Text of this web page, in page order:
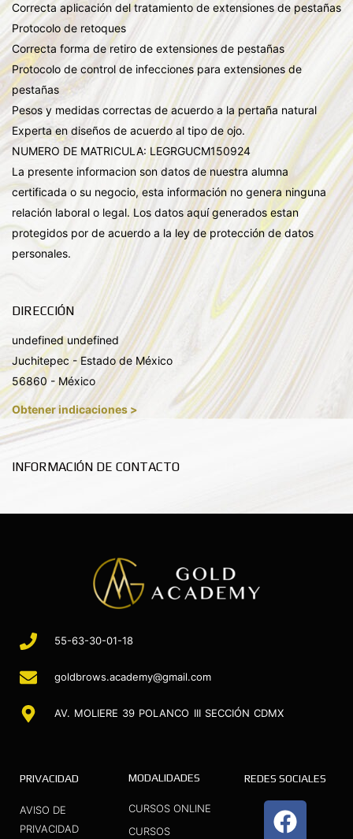
Correcta aplicación del tratamiento de extensiones de pestañas
Protocolo de retoques
Correcta forma de retiro de extensiones de pestañas
Protocolo de control de infecciones para extensiones de
pestañas
Pesos y medidas correctas de acuerdo a la pertaña natural
Experta en diseños de acuerdo al tipo de ojo.
NUMERO DE MATRICULA: LEGRGUCM150924
La presente informacion son datos de nuestra alumna
certificada o su negocio, esta información no genera ninguna
relación laboral o legal. Los datos aquí generados estan
protegidos por de acuerdo a la ley de protección de datos
personales.
DIRECCIÓN
undefined undefined
Juchitepec - Estado de México
56860 - México
Obtener indicaciones >
INFORMACIÓN DE CONTACTO
55-63-30-01-18
goldbrows.academy@gmail.com
AV. MOLIERE 39 POLANCO III SECCIÓN CDMX
PRIVACIDAD
AVISO DE
PRIVACIDAD
MODALIDADES
CURSOS ONLINE
CURSOS
REDES SOCIALES
F
I
Y